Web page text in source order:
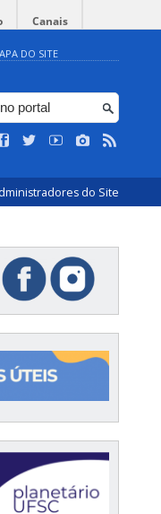
Canais
DO SITE
do Site